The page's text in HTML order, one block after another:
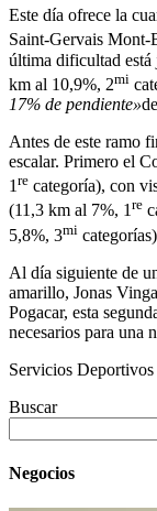
Este día ofrece la
Saint-Gervais
última dificultad está
km al 10,9%, 2mi
17% de pendiente»
Antes de este ramo
escalar. Primero el
1re categoría), con
(11,3 km al 7%, 1re
5,8%, 3mi
Al día siguiente de
amarillo, Jonas
Pogacar, esta
necesarios para una
Servicios Deportivos
Buscar
Negocios